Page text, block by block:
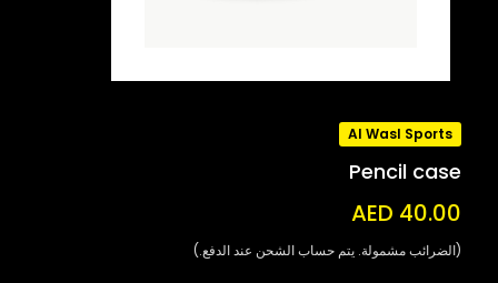
Al Wasl Sports
Pencil case
AED 40.00
(الضرائب مشمولة. يتم حساب الشحن عند الدفع.)